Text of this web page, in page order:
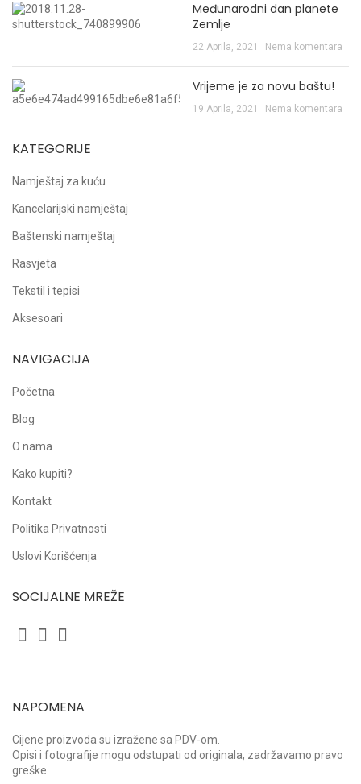
Međunarodni dan planete
Zemlje
22 Aprila, 2021 Nema komentara
Vrijeme je za novu baštu!
19 Aprila, 2021 Nema komentara
KATEGORIJE
Namještaj za kuću
Kancelarijski namještaj
Baštenski namještaj
Rasvjeta
Tekstil i tepisi
Aksesoari
NAVIGACIJA
Početna
Blog
O nama
Kako kupiti?
Kontakt
Politika Privatnosti
Uslovi Korišćenja
SOCIJALNE MREŽE
NAPOMENA
Cijene proizvoda su izražene sa PDV-om.
Opisi i fotografije mogu odstupati od originala, zadržavamo pravo
greške.